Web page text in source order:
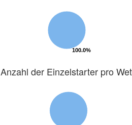
100.0%
100.0%
Anzahl der Einzelstarter pro